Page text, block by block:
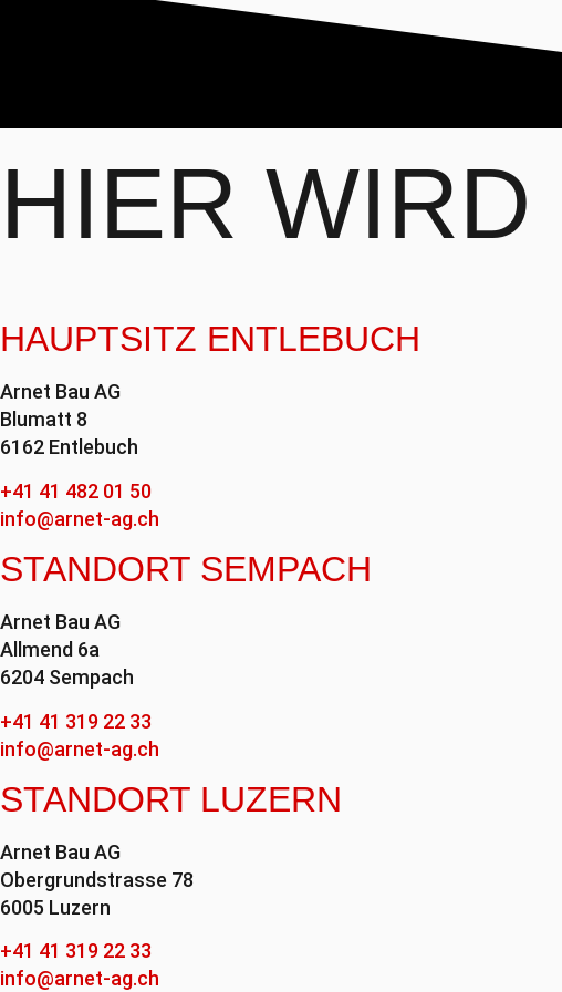
HIER WIRD
HAUPTSITZ ENTLEBUCH
Arnet Bau AG
Blumatt 8
6162 Entlebuch
+41 41 482 01 50
info@arnet-ag.ch
STANDORT SEMPACH
Arnet Bau AG
Allmend 6a
6204 Sempach
+41 41 319 22 33
info@arnet-ag.ch
STANDORT LUZERN
Arnet Bau AG
Obergrundstrasse 78
6005 Luzern
+41 41 319 22 33
info@arnet-ag.ch